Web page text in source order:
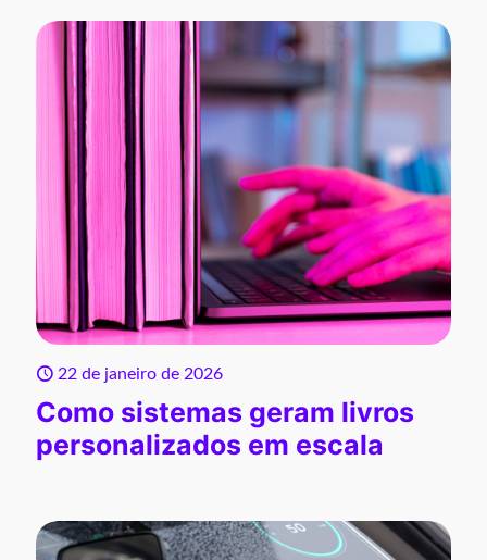
22 de janeiro de 2026
Como sistemas geram livros
personalizados em escala